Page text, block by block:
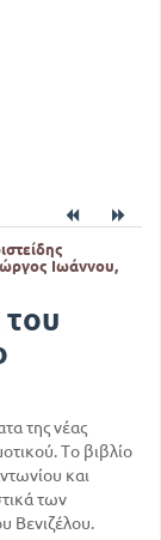
Ιωάννου,
του
της νέας
Το βιβλίο
και
των
Βενιζέλου.